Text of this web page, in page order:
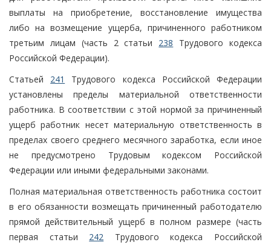
выплаты на приобретение, восстановление имущества
либо на возмещение ущерба, причиненного работником
третьим лицам (часть 2 статьи 238 Трудового кодекса
Российской Федерации).
Статьей 241
Трудового кодекса Российской Федерации
установлены пределы материальной ответственности
работника. В соответствии с этой нормой за причиненный
ущерб работник несет материальную ответственность в
пределах своего среднего месячного заработка, если иное
не предусмотрено Трудовым кодексом Российской
Федерации или иными федеральными законами.
Полная материальная ответственность работника состоит
в его обязанности возмещать причиненный работодателю
прямой действительный ущерб в полном размере (часть
первая статьи 242 Трудового кодекса Российской